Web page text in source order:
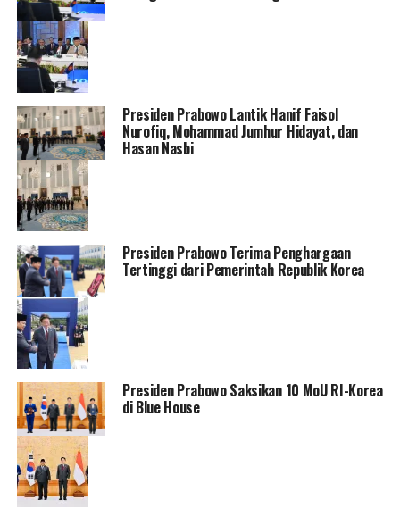
Presiden Prabowo Lantik Hanif Faisol
Nurofiq, Mohammad Jumhur Hidayat, dan
Hasan Nasbi
Presiden Prabowo Terima Penghargaan
Tertinggi dari Pemerintah Republik Korea
Presiden Prabowo Saksikan 10 MoU RI-Korea
di Blue House